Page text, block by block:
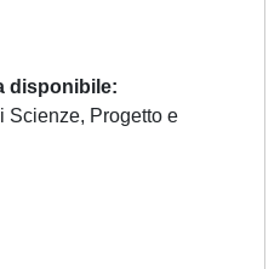
disponibile
Scienze, Progetto e